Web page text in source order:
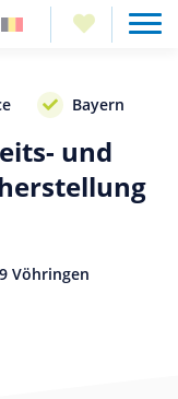
Bayern
und
Vöhringen